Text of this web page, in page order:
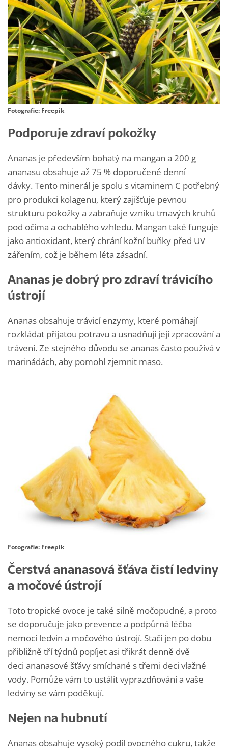
Fotografie: Freepik
Podporuje zdraví pokožky
Ananas je především bohatý na mangan a 200 g
ananasu obsahuje až 75 % doporučené denní
dávky. Tento minerál je spolu s vitaminem C potřebný
pro produkci kolagenu, který zajišťuje pevnou
strukturu pokožky a zabraňuje vzniku tmavých kruhů
pod očima a ochablého vzhledu. Mangan také funguje
jako antioxidant, který chrání kožní buňky před UV
zářením, což je během léta zásadní.
Ananas je dobrý pro zdraví trávicího
ústrojí
Ananas obsahuje trávicí enzymy, které pomáhají
rozkládat přijatou potravu a usnadňují její zpracování a
trávení. Ze stejného důvodu se ananas často používá v
marinádách, aby pomohl zjemnit maso.
Fotografie: Freepik
Čerstvá ananasová šťáva čistí ledviny
a močové ústrojí
Toto tropické ovoce je také silně močopudné, a proto
se doporučuje jako prevence a podpůrná léčba
nemocí ledvin a močového ústrojí. Stačí jen po dobu
přibližně tří týdnů popíjet asi třikrát denně dvě
deci ananasové šťávy smíchané s třemi deci vlažné
vody. Pomůže vám to ustálit vyprazdňování a vaše
ledviny se vám poděkují.
Nejen na hubnutí
Ananas obsahuje vysoký podíl ovocného cukru, takže